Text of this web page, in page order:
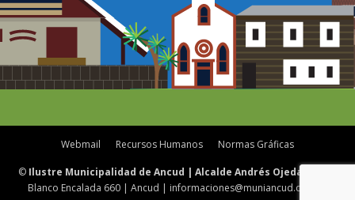
Webmail Recursos Humanos Normas Gráficas
© Ilustre Municipalidad de Ancud | Alcalde Andrés Ojeda Care
Blanco Encalada 660 | Ancud | informaciones@muniancud.cl | 65-